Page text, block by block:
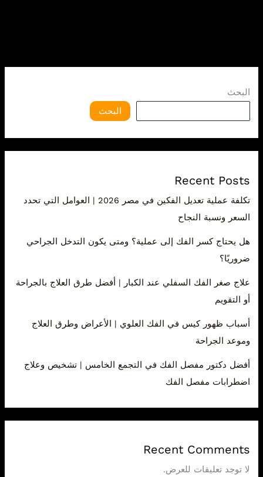
البحث
البحث
Recent Posts
تكلفة عملية تعديل الفكين في مصر 2026 | العوامل التي تحدد
السعر ونسبة النجاح
هل يحتاج كسر الفك إلى عملية؟ ومتى يكون التدخل الجراحي
ضروريًا؟
علاج صغر الفك السفلي عند الكبار | أفضل طرق العلاج بالجراحة
أو التقويم
أسباب ظهور كيس في الفك العلوي | الأعراض وطرق العلاج
وموعد الجراحة
أفضل دكتور مفصل الفك في التجمع الخامس | تشخيص وعلاج
اضطرابات مفصل الفك
Recent Comments
لا توجد تعليقات للعرض.